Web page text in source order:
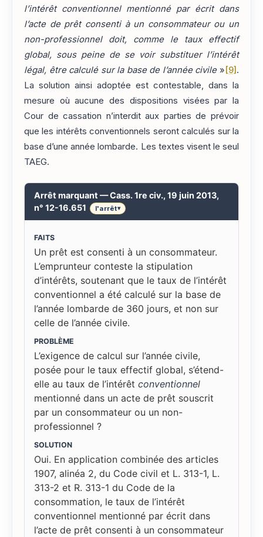
l’intérêt conventionnel mentionné par écrit dans
l’acte de prêt consenti à un consommateur ou un
non-professionnel doit, comme le taux effectif
global, sous peine de se voir substituer l’intérêt
légal, être calculé sur la base de l’année civile» [9] .
La solution ainsi adoptée est contestable, dans la
mesure où aucune des dispositions visées par la
Cour de cassation n’interdit aux parties de prévoir
que les intérêts conventionnels seront calculés sur la
base d’une année lombarde. Les textes visent le seul
TAEG.
Arrêt marquant — Cass. 1re civ., 19 juin 2013,
n° 12-16.651
l'arrêt▾
FAITS
Un prêt est consenti à un consommateur.
L’emprunteur conteste la stipulation
d’intérêts, soutenant que le taux de l’intérêt
conventionnel a été calculé sur la base de
l’année lombarde de 360 jours, et non sur
celle de l’année civile.
PROBLÈME
L’exigence de calcul sur l’année civile,
posée pour le taux effectif global, s’étend-
elle au taux de l’intérêt conventionnel
mentionné dans un acte de prêt souscrit
par un consommateur ou un non-
professionnel ?
SOLUTION
Oui. En application combinée des articles
1907, alinéa 2, du Code civil et L. 313-1, L.
313-2 et R. 313-1 du Code de la
consommation, le taux de l’intérêt
conventionnel mentionné par écrit dans
l’acte de prêt consenti à un consommateur